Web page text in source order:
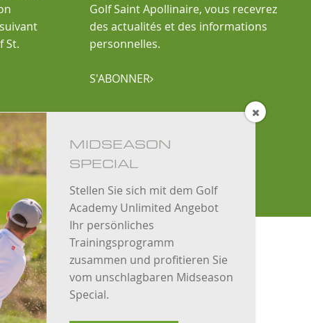
St.
Golf Saint Apollinaire, vous recevrez
des actualités et des informations
personnelles.
S'ABONNER
MIDSEASON
SPECIAL
Stellen Sie sich mit dem Golf
Academy Unlimited Angebot
Ihr persönliches
Trainingsprogramm
zusammen und profitieren Sie
vom unschlagbaren Midseason
Special.
